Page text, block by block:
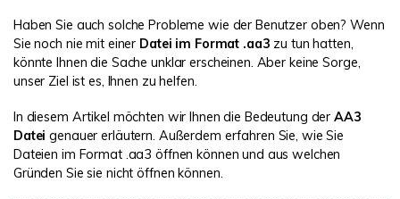
Recoverit kostenlos
Verlorene/gel?schte Daten kostenlos
wiederherstellen
Kostenlos Testen
Haben Sie auch solche Probleme wie der Benutzer oben? Wenn
Sie noch nie mit einer Datei im Format .aa3 zu tun hatten,
könnte Ihnen die Sache unklar erscheinen. Aber keine Sorge,
unser Ziel ist es, Ihnen zu helfen.
In diesem Artikel möchten wir Ihnen die Bedeutung derAA3
Datei genauer erläutern. Außerdem erfahren Sie, wie Sie
Dateien im Format .aa3 öffnen können und aus welchen
Gründen Sie sie nicht öffnen können.